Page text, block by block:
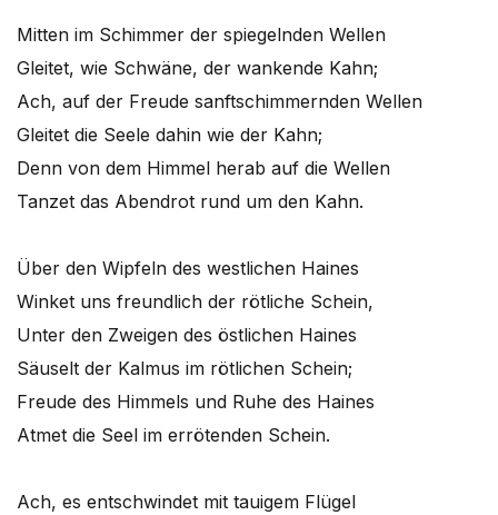
Mitten im Schimmer der spiegelnden Wellen
Gleitet, wie Schwäne, der wankende Kahn;
Ach, auf der Freude sanftschimmernden Wellen
Gleitet die Seele dahin wie der Kahn;
Denn von dem Himmel herab auf die Wellen
Tanzet das Abendrot rund um den Kahn.
Über den Wipfeln des westlichen Haines
Winket uns freundlich der rötliche Schein,
Unter den Zweigen des östlichen Haines
Säuselt der Kalmus im rötlichen Schein;
Freude des Himmels und Ruhe des Haines
Atmet die Seel im errötenden Schein.
Ach, es entschwindet mit tauigem Flügel